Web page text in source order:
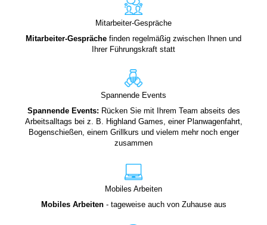
Mitarbeiter-Gespräche
Mitarbeiter-Gespräche finden regelmäßig zwischen Ihnen und
Ihrer Führungskraft statt
Spannende Events
Spannende Events: Rücken Sie mit Ihrem Team abseits des
Arbeitsalltags bei z. B. Highland Games, einer Planwagenfahrt,
Bogenschießen, einem Grillkurs und vielem mehr noch enger
zusammen
Mobiles Arbeiten
Mobiles Arbeiten- tageweise auch von Zuhause aus